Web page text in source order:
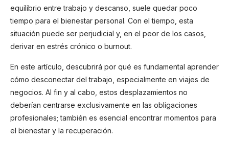
equilibrio entre trabajo y descanso, suele quedar poco
tiempo para el bienestar personal. Con el tiempo, esta
situación puede ser perjudicial y, en el peor de los casos,
derivar en estrés crónico o burnout.
En este artículo, descubrirá por qué es fundamental aprender
cómo desconectar del trabajo, especialmente en viajes de
negocios. Al fin y al cabo, estos desplazamientos no
deberían centrarse exclusivamente en las obligaciones
profesionales; también es esencial encontrar momentos para
el bienestar y la recuperación.